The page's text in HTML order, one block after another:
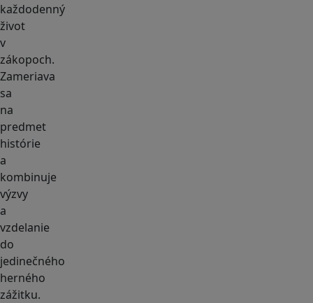
každodenný
život
v
zákopoch.
Zameriava
sa
na
predmet
histórie
a
kombinuje
výzvy
a
vzdelanie
do
jedinečného
herného
zážitku.